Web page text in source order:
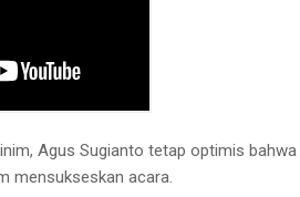
Agus Sugianto tetap optimis bahwa
mensukseskan acara.